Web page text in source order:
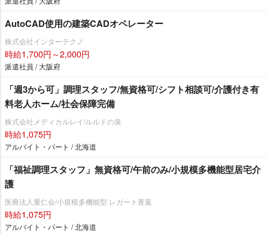
AutoCAD使用の建築CADオペレーター
株式会社インターテクノ
時給1,700円～2,000円
派遣社員 / 大阪府
「週3から可」調理スタッフ/無資格可/シフト相談可/介護付き有
料老人ホーム/社会保障完備
株式会社メディカルレイ/ルルドの泉
時給1,075円
アルバイト・パート / 北海道
「福祉調理スタッフ」無資格可/午前のみ/小規模多機能型居宅介
護
医療法人重仁会/小規模多機能型 レガート青葉
時給1,075円
アルバイト・パート / 北海道